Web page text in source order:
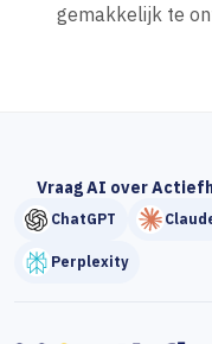
gemakkelijk te
Vraag AI over
ChatGPT
Perplexity